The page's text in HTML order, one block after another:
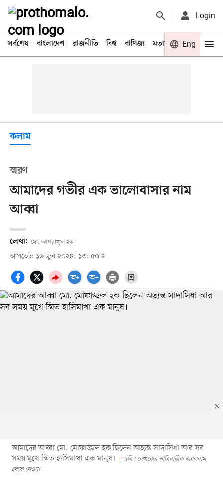
Login
সর্বশেষ বাংলাদেশ রাজনীতি বিশ্ব বাণিজ্য মতামত খেলা
Eng
কলাম
স্মরণ
আমাদের গভীর এক ভালোবাসার নাম
আব্বা
লেখা: মো. আশরাফুল হক
আপডেট: ১৬ জুন ২০২৪, ১৩: ৫০
আমাদের আব্বা মো. মোফাজ্জল হক ছিলেন অত্যন্ত সাদাসিধা আর সব
সময় মুখে স্মিত হাসিমাখা এক মানুষ।
ছবি : লেখকের পারিবারিক অ্যালবাম
থেকে নেওয়া